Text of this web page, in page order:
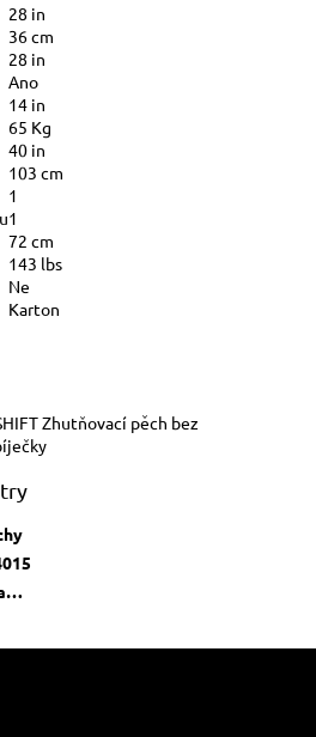
28 in
36 cm
28 in
Ano
14 in
65 Kg
40 in
103 cm
1
1
72 cm
143 lbs
Ne
Karton
Zhutňovací pěch bez